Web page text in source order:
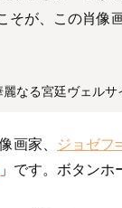
そが、この肖像
なる宮廷ヴェル
画家、
ジョゼフ
」です。ボタンホ